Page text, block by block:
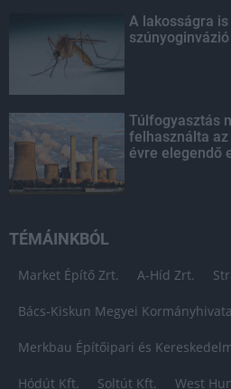
A lakosságra
Túlfogyasztás
felhasználta
évre elegendő
TÉMÁINKBÓL
Market Építő Zrt. A-Híd Zrt.
Bács-Kiskun Megyei
Merkbau Építőipari és
Hódút Kft. Soltút Kft. West